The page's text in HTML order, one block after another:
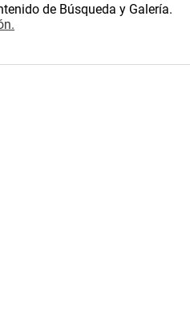
de Búsqueda y Galería.